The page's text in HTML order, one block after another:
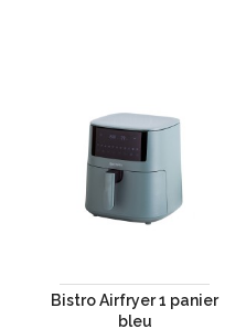
Bistro Airfryer 1 panier
bleu